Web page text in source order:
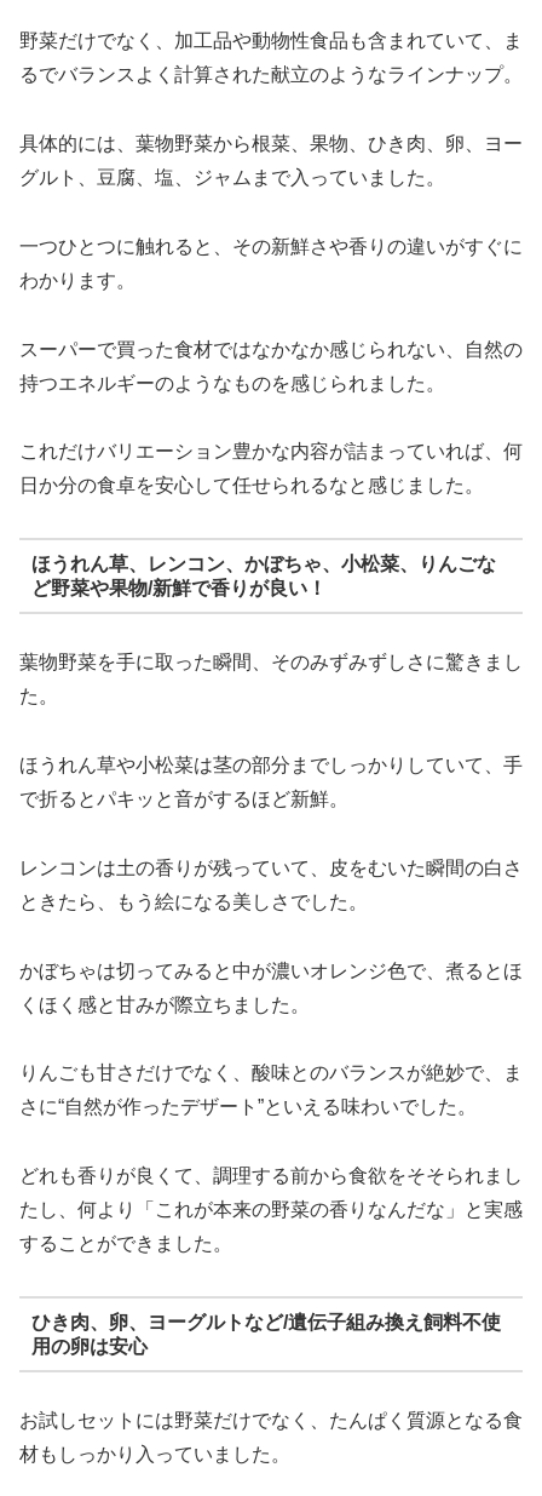
野菜だけでなく、加工品や動物性食品も含まれていて、ま
るでバランスよく計算された献立のようなラインナップ。
具体的には、葉物野菜から根菜、果物、ひき肉、卵、ヨー
グルト、豆腐、塩、ジャムまで入っていました。
一つひとつに触れると、その新鮮さや香りの違いがすぐに
わかります。
スーパーで買った食材ではなかなか感じられない、自然の
持つエネルギーのようなものを感じられました。
これだけバリエーション豊かな内容が詰まっていれば、何
日か分の食卓を安心して任せられるなと感じました。
ほうれん草、レンコン、かぼちゃ、小松菜、りんごな
ど野菜や果物/新鮮で香りが良い！
葉物野菜を手に取った瞬間、そのみずみずしさに驚きまし
た。
ほうれん草や小松菜は茎の部分までしっかりしていて、手
で折るとパキッと音がするほど新鮮。
レンコンは土の香りが残っていて、皮をむいた瞬間の白さ
ときたら、もう絵になる美しさでした。
かぼちゃは切ってみると中が濃いオレンジ色で、煮るとほ
くほく感と甘みが際立ちました。
りんごも甘さだけでなく、酸味とのバランスが絶妙で、ま
さに“自然が作ったデザート”といえる味わいでした。
どれも香りが良くて、調理する前から食欲をそそられまし
たし、何より「これが本来の野菜の香りなんだな」と実感
することができました。
ひき肉、卵、ヨーグルトなど/遺伝子組み換え飼料不使
用の卵は安心
お試しセットには野菜だけでなく、たんぱく質源となる食
材もしっかり入っていました。